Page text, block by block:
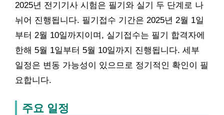
2025년 전기기사 시험은 필기와 실기 두 단계로 나
뉘어 진행됩니다. 필기접수 기간은 2025년 2월 1일
부터 2월 10일까지이며, 실기접수는 필기 합격자에
한해 5월 1일부터 5월 10일까지 진행됩니다. 세부
일정은 변동 가능성이 있으므로 정기적인 확인이 필
요합니다.
주요 일정